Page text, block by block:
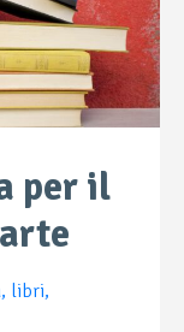
per il
, libri,